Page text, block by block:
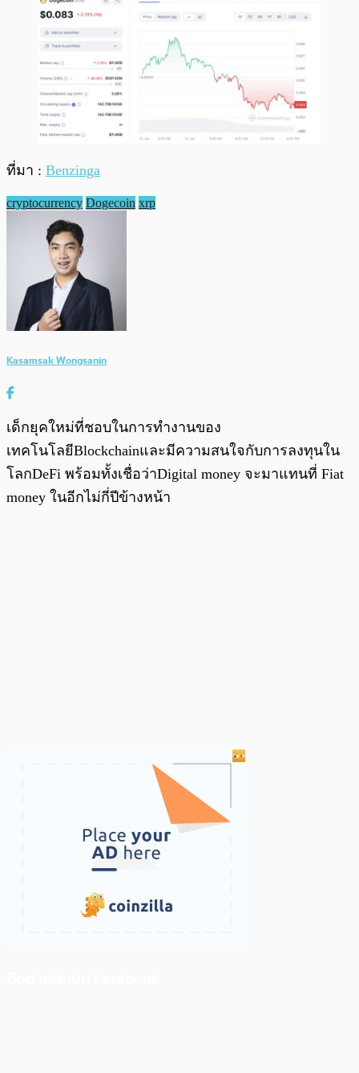
ที่มา : Benzinga
cryptocurrency Dogecoin xrp
Kasamsak Wongsanin
เด็กยุคใหม่ที่ชอบในการทำงานของ
เทคโนโลยีBlockchainและมีความสนใจกับการลงทุนใน
โลกDeFi พร้อมทั้งเชื่อว่าDigital money จะมาแทนที่ Fiat
money ในอีกไม่กี่ปีข้างหน้า